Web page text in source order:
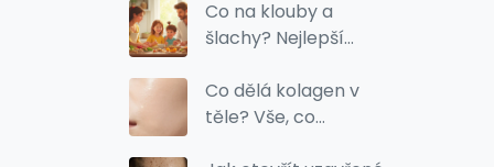
léčbě
Co na klouby a
šlachy? Nejlepší
prevence bolesti
pohybového
Co dělá kolagen v
těle? Vše, co